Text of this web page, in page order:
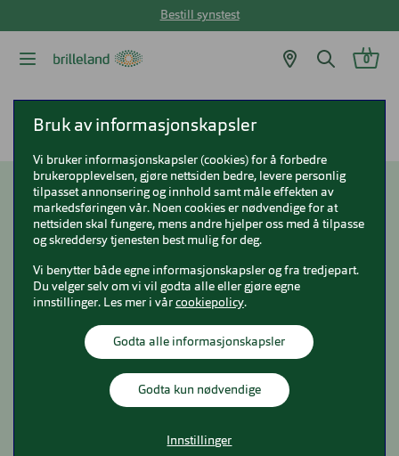
Bestill synstest
0
Briller og barn
Bruk av informasjonskapsler
Vi bruker informasjonskapsler (cookies) for å forbedre
brukeropplevelsen, gjøre nettsiden bedre, levere personlig
tilpasset annonsering og innhold samt måle effekten av
markedsføringen vår. Noen cookies er nødvendige for at
nettsiden skal fungere, mens andre hjelper oss med å tilpasse
og skreddersy tjenesten best mulig for deg.
Vi benytter både egne informasjonskapsler og fra tredjepart.
Du velger selv om vi vil godta alle eller gjøre egne
innstillinger. Les mer i vår cookiepolicy.
Godta alle informasjonskapsler
Godta kun nødvendige
Innstillinger